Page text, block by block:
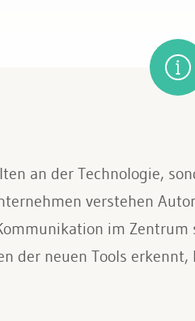
an der Technologie,
verstehen
im
der neuen Tools